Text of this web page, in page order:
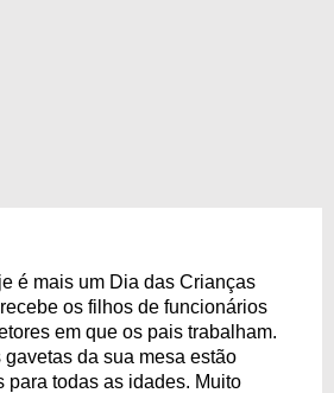
é mais um Dia das Crianças
os filhos de funcionários
em que os pais trabalham.
da sua mesa estão
para todas as idades. Muito